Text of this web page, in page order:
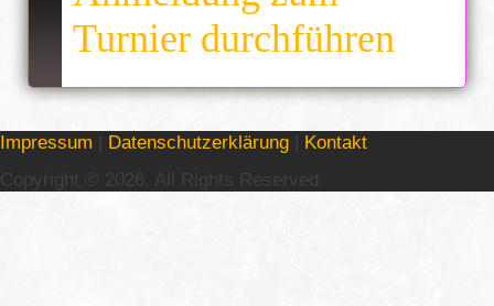
Turnier durchführen
Impressum Datenschutzerklärung
Kontakt
Copyright © 2026. All Rights Reserved.